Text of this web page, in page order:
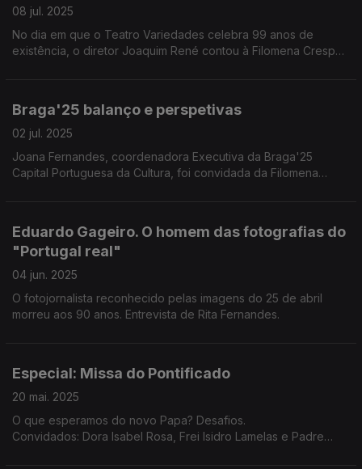
08 jul. 2025
No dia em que o Teatro Variedades celebra 99 anos de
existência, o diretor Joaquim René contou à Filomena Crespo
Braga'25 balanço e perspetivas
02 jul. 2025
Joana Fernandes, coordenadora Executiva da Braga'25
Capital Portuguesa da Cultura, foi convidada da Filomena
Eduardo Gageiro. O homem das fotografias do
"Portugal real"
04 jun. 2025
O fotojornalista reconhecido pelas imagens do 25 de abril
morreu aos 90 anos. Entrevista de Rita Fernandes.
Especial: Missa do Pontificado
20 mai. 2025
O que esperamos do novo Papa? Desafios.
Convidados: Dora Isabel Rosa, Frei Isidro Lamelas e Padre